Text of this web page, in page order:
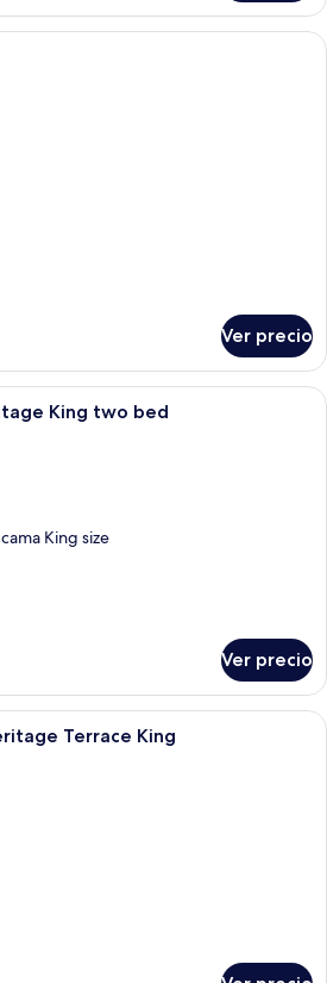
Una habitación de hotel con una
Ver precio
Un dormitorio con pared naranja,
King two bed
King size
Ver precio
Habitación de hotel con una cama
Terrace King